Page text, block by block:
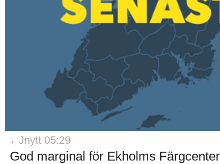
→ Jnytt 05:29
God marginal för Ekholms